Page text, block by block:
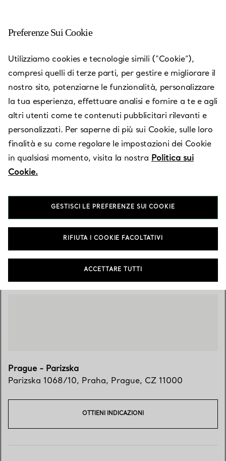
Prague - Parizska
Aperto oggi fino alle 19:00
RICHIEDI UN APPUNTAMENTO
Servizi disponibili
Parizska 1068/10,Praha, Prague,CZ 11000
Vieni a trovarci
Prague - Parizska
Parizska 1068/10, Praha, Prague, CZ 11000
OTTIENI INDICAZIONI
Preferenze Sui Cookie
Utilizziamo cookies e tecnologie simili (“Cookie”),
compresi quelli di terze parti, per gestire e migliorare il
nostro sito, potenziarne le funzionalità, personalizzare
la tua esperienza, effettuare analisi e fornire a te e agli
altri utenti come te contenuti pubblicitari rilevanti e
personalizzati. Per saperne di più sui Cookie, sulle loro
finalità e su come regolare le impostazioni dei Cookie
in qualsiasi momento, visita la nostra Politica sui
Cookie.
GESTISCI LE PREFERENZE SUI COOKIE
RIFIUTA I COOKIE FACOLTATIVI
ACCETTARE TUTTI